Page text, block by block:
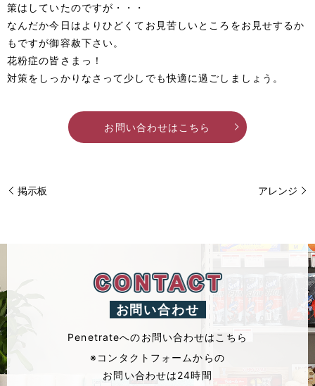
策はしていたのですが・・・
なんだか今日はよりひどくてお見苦しいところをお見せするか
もですが御容赦下さい。
花粉症の皆さまっ！
対策をしっかりなさって少しでも快適に過ごしましょう。
お問い合わせはこちら
掲示板 アレンジ
お問い合わせ
Penetrateへのお問い合わせはこちら
※コンタクトフォームからの
お問い合わせは24時間